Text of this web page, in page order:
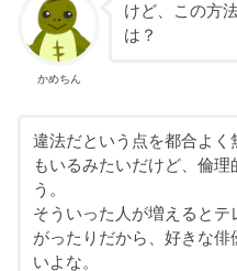
かめちん
けど、この方
は？
違法だという点を都合よく
もいるみたいだけど、倫理
う。
そういった人が増えるとテ
がったりだから、好きな俳
いよな。